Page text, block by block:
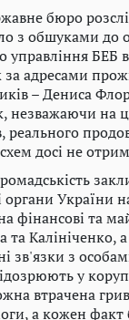
бюро
з обшуками до
управління БЕБ
за адресами
– Дениса
на
реального
досі не
органи України
фінансові та
Калініченко,
зв'язки з
у
втрачена
а кожен факт